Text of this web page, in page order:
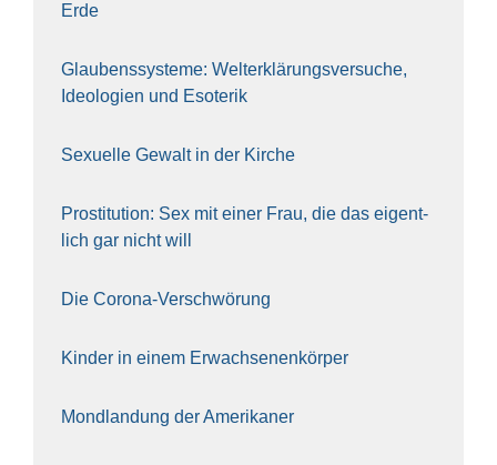
Erde
Glau­bens­sys­te­me: Welt­erklä­rungs­ver­su­che,
Ideo­lo­gien und Eso­te­rik
Sexu­el­le Gewalt in der Kir­che
Pro­sti­tu­ti­on: Sex mit einer Frau, die das eigent­
lich gar nicht will
Die Coro­na-Ver­schwö­rung
Kin­der in einem Erwach­se­nen­kör­per
Mond­lan­dung der Ame­ri­ka­ner